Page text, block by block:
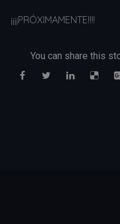
¡¡¡¡PRÓXIMAMENTE!!!!
You can share this